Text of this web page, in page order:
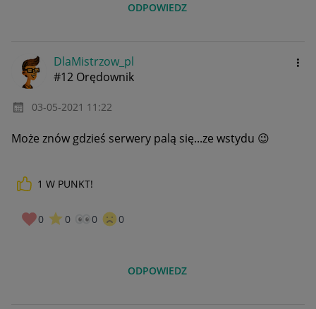
ODPOWIEDZ
DlaMistrzow_pl
#12 Orędownik
‎03-05-2021 11:22
Może znów gdzieś serwery palą się...ze wstydu 😉
1 W PUNKT!
0 0 0 0
ODPOWIEDZ